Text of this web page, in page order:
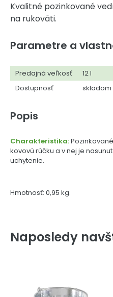
Kvalitné pozinkované
na rukoväti.
Parametre a
Predajná veľkosť
12 l
Dostupnosť
skladom
Popis
Charakteristika:
kovovú rúčku a v nej je
uchytenie.
Hmotnosť: 0,95 kg.
Naposledy